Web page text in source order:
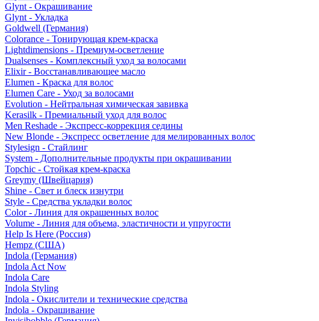
Glynt - Окрашивание
Glynt - Укладка
Goldwell (Германия)
Colorance - Тонирующая крем-краска
Lightdimensions - Премиум-осветление
Dualsenses - Комплексный уход за волосами
Elixir - Восстанавливающее масло
Elumen - Краска для волос
Elumen Care - Уход за волосами
Evolution - Нейтральная химическая завивка
Kerasilk - Премиальный уход для волос
Men Reshade - Экспресс-коррекция седины
New Blonde - Экспресс осветление для мелированных волос
Stylesign - Стайлинг
System - Дополнительные продукты при окрашивании
Topchic - Стойкая крем-краска
Greymy (Швейцария)
Shine - Свет и блеск изнутри
Style - Средства укладки волос
Color - Линия для окрашенных волос
Volume - Линия для объема, эластичности и упругости
Help Is Here (Россия)
Hempz (США)
Indola (Германия)
Indola Act Now
Indola Care
Indola Styling
Indola - Окислители и технические средства
Indola - Окрашивание